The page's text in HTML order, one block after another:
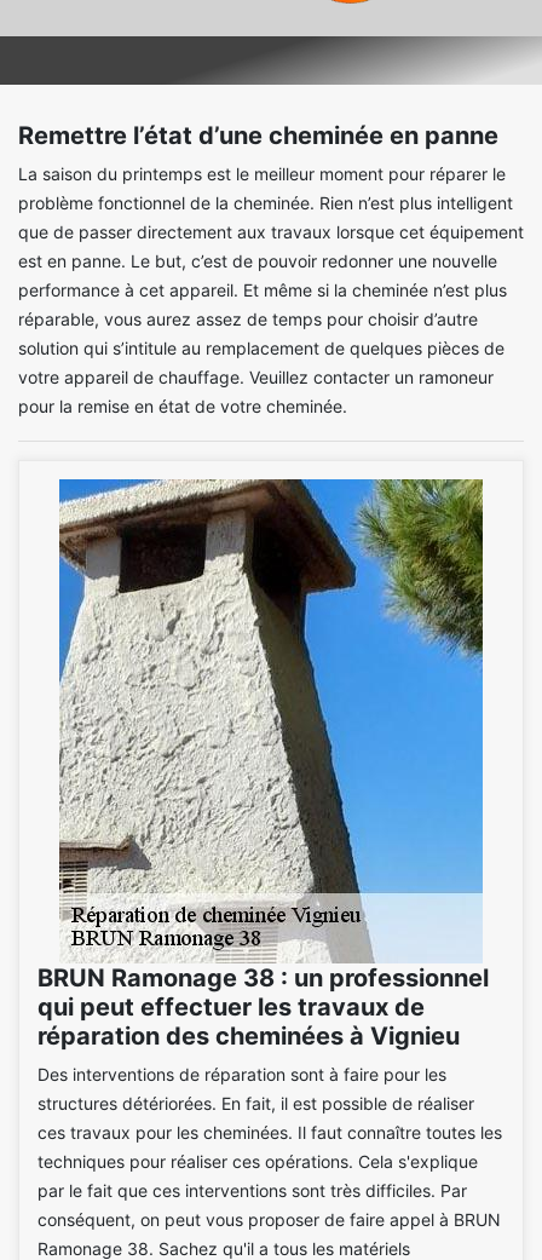
Remettre l’état d’une cheminée en panne
La saison du printemps est le meilleur moment pour réparer le
problème fonctionnel de la cheminée. Rien n’est plus intelligent
que de passer directement aux travaux lorsque cet équipement
est en panne. Le but, c’est de pouvoir redonner une nouvelle
performance à cet appareil. Et même si la cheminée n’est plus
réparable, vous aurez assez de temps pour choisir d’autre
solution qui s’intitule au remplacement de quelques pièces de
votre appareil de chauffage. Veuillez contacter un ramoneur
pour la remise en état de votre cheminée.
BRUN Ramonage 38 : un professionnel
qui peut effectuer les travaux de
réparation des cheminées à Vignieu
Des interventions de réparation sont à faire pour les
structures détériorées. En fait, il est possible de réaliser
ces travaux pour les cheminées. Il faut connaître toutes les
techniques pour réaliser ces opérations. Cela s'explique
par le fait que ces interventions sont très difficiles. Par
conséquent, on peut vous proposer de faire appel à BRUN
Ramonage 38. Sachez qu'il a tous les matériels